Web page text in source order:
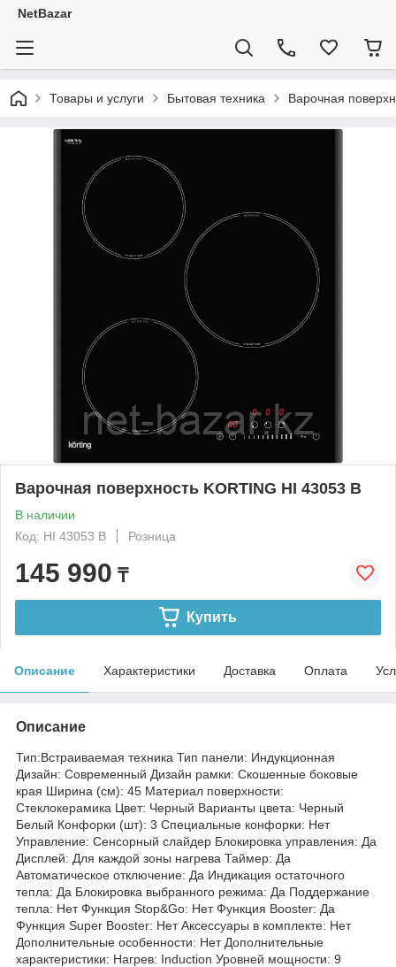
NetBazar
Товары и услуги Бытовая техника Варочная
Варочная поверхность KORTING HI 43053 B
В наличии
Код: HI 43053 B
Розница
145 990 ₸
Купить
Описание Характеристики Доставка Оплата
Описание
Тип:Встраиваемая техника Тип панели: Индукционная
Дизайн: Современный Дизайн рамки: Cкошенные боковые
края Ширина (см): 45 Материал поверхности:
Стеклокерамика Цвет: Черный Варианты цвета: Черный
Белый Конфорки (шт): 3 Специальные конфорки: Нет
Управление: Сенсорный слайдер Блокировка управления: Да
Дисплей: Для каждой зоны нагрева Таймер: Да
Автоматическое отключение: Да Индикация остаточного
тепла: Да Блокировка выбранного режима: Да Поддержание
тепла: Нет Функция Stop&Go: Нет Функция Booster: Да
Функция Super Booster: Нет Аксессуары в комплекте: Нет
Дополнительные особенности: Нет Дополнительные
характеристики: Нагрев: Induction Уровней мощности: 9